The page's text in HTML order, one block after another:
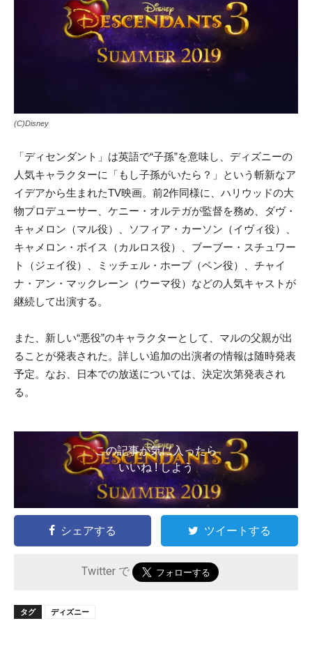
(C)Disney
「ディセンダント」は英語で“子孫”を意味し、ディズニーの
人気キャラクターに「もし子孫がいたら？」
という斬新なア
イデアから生まれたTV映画。前2作同様に、ハリウッドの大
物プロデューサー、ケニー・オルテガが監督を務め、ダヴ・
キャメロン（マル役）、ソフィア・カーソン（イヴィ役）、
キャメロン・ボイス（カルロス役）、ブーブー・スチュワー
ト（ジェイ役）、ミッチェル・ホープ（ベン役）、チャイ
ナ・アン・マックレーン（ウーマ役）などの人気キャストが
継続して出演する。
また、新しい“悪役”のキャラクターとして、マルの父親が出
ることが発表された。詳しい追加の出演者の情報は随時発表
予定。なお、日本での放送については、決定次第発表され
る。
この記事が気に入ったら
いいね ! しよう
シェアする ツイートする
Twitter で
タグ ディズニー